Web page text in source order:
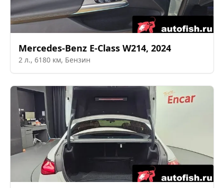
Mercedes-Benz E-Class W214, 2024
2 л., 6180 км, Бензин